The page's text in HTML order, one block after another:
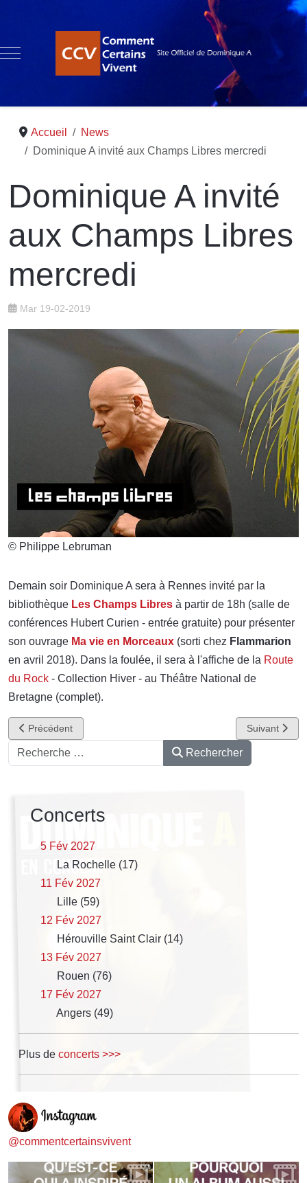
Mobile Menu Toggle
Accueil
News
Dominique A invité aux Champs Libres mercredi
Dominique A invité
aux Champs Libres
mercredi
Mar 19-02-2019
© Philippe Lebruman
Demain soir Dominique A sera à Rennes invité par la
bibliothèque Les Champs Libres à partir de 18h (salle de
conférences Hubert Curien - entrée gratuite) pour présenter
son ouvrage Ma vie en Morceaux (sorti chez Flammarion
en avril 2018). Dans la foulée, il sera à l'affiche de la Route
du Rock - Collection Hiver - au Théâtre National de
Bretagne (complet).
Article précédent : Mark Hollis par Dominique A
Précédent Article
Suivant
Rechercher Rechercher
Concerts
5 Fév 2027
La Rochelle (17)
11 Fév 2027
Lille (59)
12 Fév 2027
Hérouville Saint Clair (14)
13 Fév 2027
Rouen (76)
17 Fév 2027
Angers (49)
Plus de concerts >>>
@commentcertainsvivent